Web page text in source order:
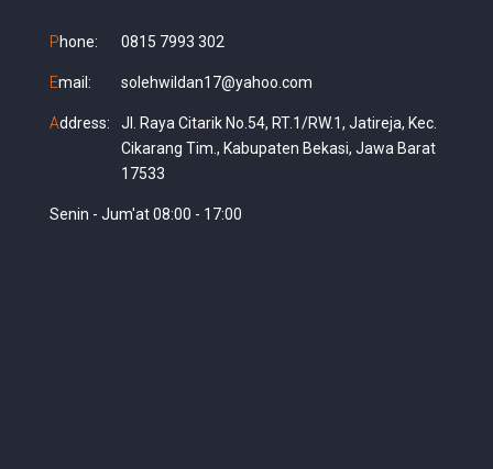
Phone: 0815 7993 302
Email: solehwildan17@yahoo.com
Address:
Jl. Raya Citarik No.54, RT.1/RW.1, Jatireja, Kec.
Cikarang Tim., Kabupaten Bekasi, Jawa Barat
17533
Senin - Jum'at 08:00 - 17:00